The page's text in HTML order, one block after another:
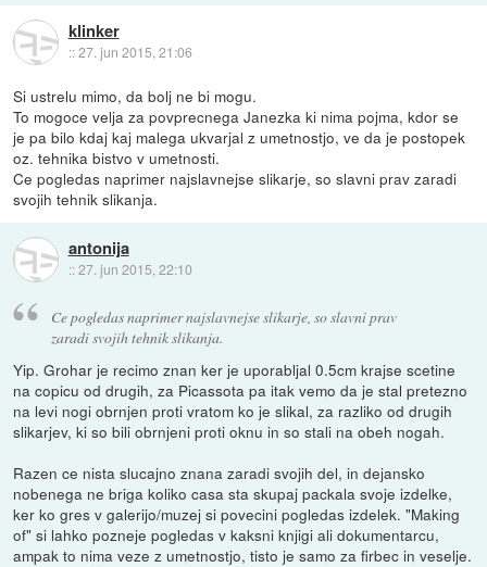
klinker
::27. jun 2015, 21:06
Si ustrelu mimo, da bolj ne bi mogu.
To mogoce velja za povprecnega Janezka ki nima pojma, kdor se
je pa bilo kdaj kaj malega ukvarjal z umetnostjo, ve da je postopek
oz. tehnika bistvo v umetnosti.
Ce pogledas naprimer najslavnejse slikarje, so slavni prav zaradi
svojih tehnik slikanja.
antonija
::27. jun 2015, 22:10
Ce pogledas naprimer najslavnejse slikarje, so slavni prav
zaradi svojih tehnik slikanja.
Yip. Grohar je recimo znan ker je uporabljal 0.5cm krajse scetine
na copicu od drugih, za Picassota pa itak vemo da je stal pretezno
na levi nogi obrnjen proti vratom ko je slikal, za razliko od drugih
slikarjev, ki so bili obrnjeni proti oknu in so stali na obeh nogah.
Razen ce nista slucajno znana zaradi svojih del, in dejansko
nobenega ne briga koliko casa sta skupaj packala svoje izdelke,
ker ko gres v galerijo/muzej si povecini pogledas izdelek. "Making
of" si lahko pozneje pogledas v kaksni knjigi ali dokumentarcu,
ampak to nima veze z umetnostjo, tisto je samo za firbec in veselje.